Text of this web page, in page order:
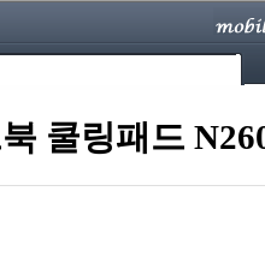
쿨링패드